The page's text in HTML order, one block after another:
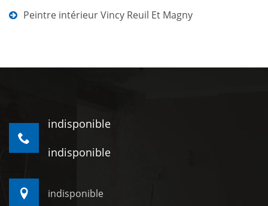
Peintre intérieur Vincy Reuil Et Magny
indisponible
indisponible
indisponible